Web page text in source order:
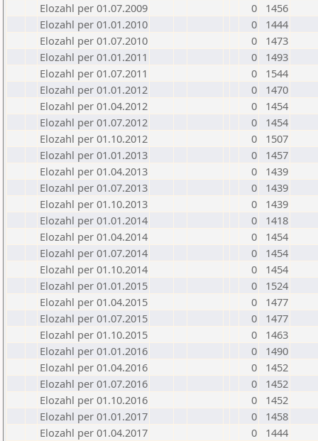
Elozahl per 01.07.2009
0
1456
Elozahl per 01.01.2010
0
1444
Elozahl per 01.07.2010
0
1473
Elozahl per 01.01.2011
0
1493
Elozahl per 01.07.2011
0
1544
Elozahl per 01.01.2012
0
1470
Elozahl per 01.04.2012
0
1454
Elozahl per 01.07.2012
0
1454
Elozahl per 01.10.2012
0
1507
Elozahl per 01.01.2013
0
1457
Elozahl per 01.04.2013
0
1439
Elozahl per 01.07.2013
0
1439
Elozahl per 01.10.2013
0
1439
Elozahl per 01.01.2014
0
1418
Elozahl per 01.04.2014
0
1454
Elozahl per 01.07.2014
0
1454
Elozahl per 01.10.2014
0
1454
Elozahl per 01.01.2015
0
1524
Elozahl per 01.04.2015
0
1477
Elozahl per 01.07.2015
0
1477
Elozahl per 01.10.2015
0
1463
Elozahl per 01.01.2016
0
1490
Elozahl per 01.04.2016
0
1452
Elozahl per 01.07.2016
0
1452
Elozahl per 01.10.2016
0
1452
Elozahl per 01.01.2017
0
1458
Elozahl per 01.04.2017
0
1444